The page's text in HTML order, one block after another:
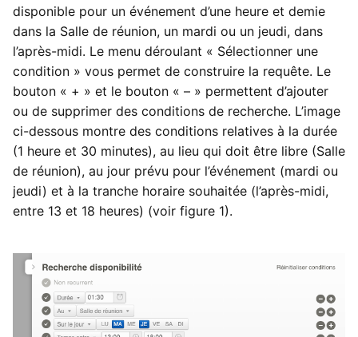
h
e
r
c
h
e
Yesplan 1.22, juin 2017
Yesplan 1.21, nov. 2016
Yesplan 1.20, juill. 2016
Yesplan 1.19, mai 2016
Yesplan 1.18, sept. 2015
Yesplan 1.17, mars 2015
disponible pour un événement d’une heure et demie
dans la Salle de réunion, un mardi ou un jeudi, dans
l’après-midi. Le menu déroulant « Sélectionner une
condition » vous permet de construire la requête. Le
bouton « + » et le bouton « – » permettent d’ajouter
ou de supprimer des conditions de recherche. L’image
ci-dessous montre des conditions relatives à la durée
(1 heure et 30 minutes), au lieu qui doit être libre (Salle
de réunion), au jour prévu pour l’événement (mardi ou
jeudi) et à la tranche horaire souhaitée (l’après-midi,
entre 13 et 18 heures) (voir figure 1).